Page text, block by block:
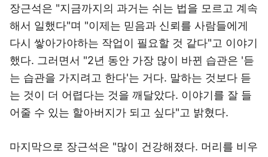
장근석은 "지금까지의 과거는 쉬는 법을 모르고 계속
해서 일했다"며 "이제는 믿음과 신뢰를 사람들에게
다시 쌓아가야하는 작업이 필요할 것 같다"고 이야기
했다. 그러면서 "2년 동안 가장 많이 바뀐 습관은 '듣
는 습관을 가지려고 한다'는 거다. 말하는 것보다 듣
는 것이 더 어렵다는 것을 깨달았다. 이야기를 잘 들
어줄 수 있는 할아버지가 되고 싶다"고 밝혔다.
마지막으로 장근석은 "많이 건강해졌다. 머리를 비우